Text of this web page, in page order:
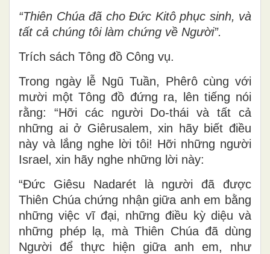
“Thiên Chúa đã cho Ðức Kitô phục sinh, và
tất cả chúng tôi làm chứng về Người”.
Trích sách Tông đồ Công vụ.
Trong ngày lễ Ngũ Tuần, Phêrô cùng với
mười một Tông đồ đứng ra, lên tiếng nói
rằng: “Hỡi các người Do-thái và tất cả
những ai ở Giêrusalem, xin hãy biết điều
này và lắng nghe lời tôi! Hỡi những người
Israel, xin hãy nghe những lời này:
“Ðức Giêsu Nadarét là người đã được
Thiên Chúa chứng nhận giữa anh em bằng
những việc vĩ đại, những điều kỳ diệu và
những phép lạ, mà Thiên Chúa đã dùng
Người để thực hiện giữa anh em, như